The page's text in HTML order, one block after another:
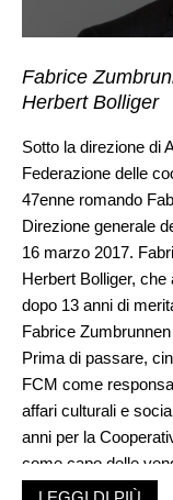
Fabrice
Herbert Bolliger
Sotto la direzione di
Federazione delle
47enne romando
Direzione generale
16 marzo 2017.
Herbert Bolliger,
dopo 13 anni di
Fabrice
Prima di passare,
FCM come
affari culturali e
anni per la
come capo delle
marketing e la